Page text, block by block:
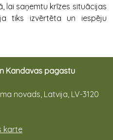
lai saņemtu krīzes situācijas
tiks izvērtēta un iespēju
Kandavas pagastu
novads, Latvija, LV-3120
karte